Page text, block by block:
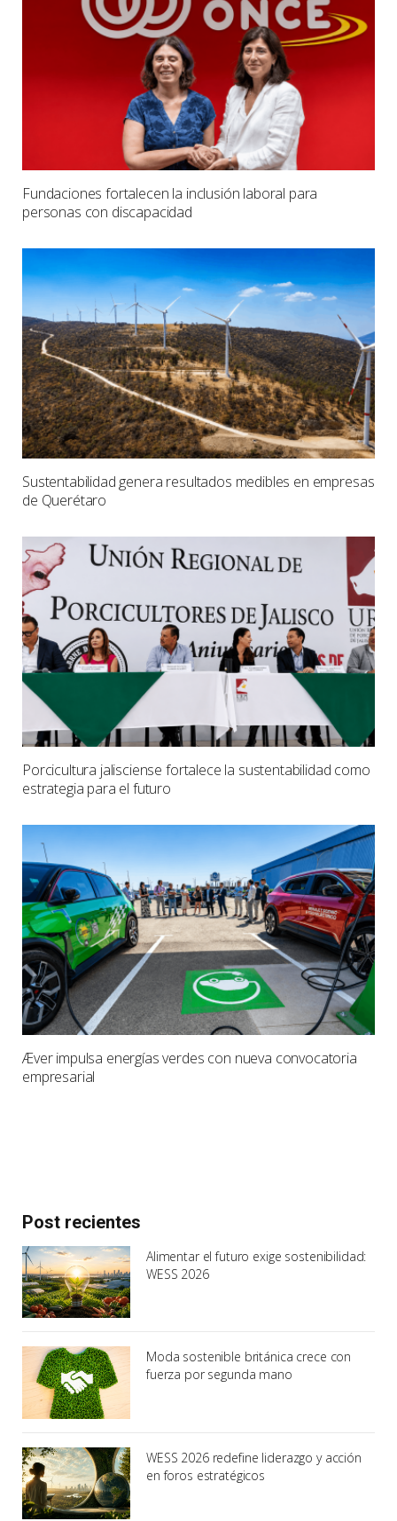
Fundaciones fortalecen la inclusión laboral para
personas con discapacidad
Sustentabilidad genera resultados medibles en empresas
de Querétaro
Porcicultura jalisciense fortalece la sustentabilidad como
estrategia para el futuro
Æver impulsa energías verdes con nueva convocatoria
empresarial
Post recientes
Alimentar el futuro exige sostenibilidad:
WESS 2026
Moda sostenible británica crece con
fuerza por segunda mano
WESS 2026 redefine liderazgo y acción
en foros estratégicos